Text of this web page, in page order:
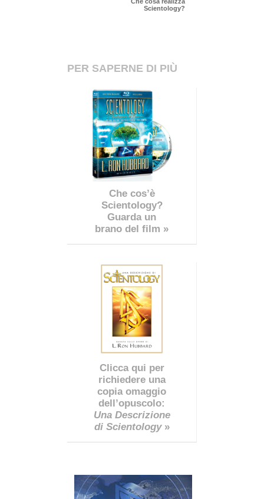
Scientology?
PER SAPERNE DI PIÙ
Che cos’è
Scientology?
Guarda un
brano del film »
Clicca qui per
richiedere una
copia omaggio
dell’opuscolo:
Una Descrizione
di Scientology»